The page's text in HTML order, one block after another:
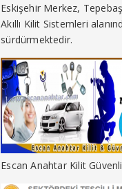
Eskişehir Merkez,
Akıllı Kilit Sistemleri
sürdürmektedir.
Escan Anahtar Kilit